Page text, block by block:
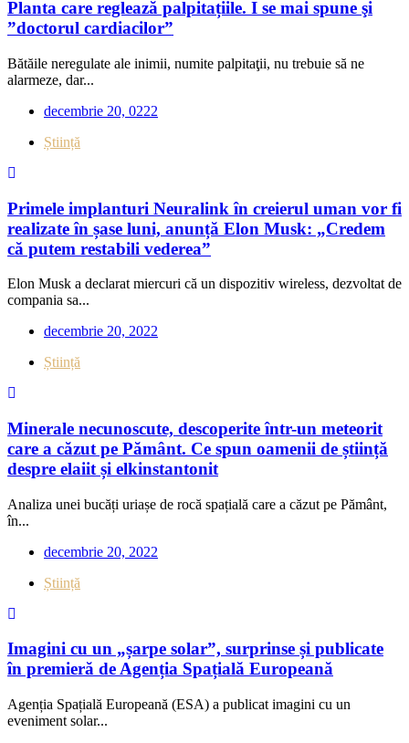
Planta care reglează palpitațiile. I se mai spune şi
”doctorul cardiacilor”
Bătăile neregulate ale inimii, numite palpitaţii, nu trebuie să ne
alarmeze, dar...
decembrie 20, 0222
Știință
Primele implanturi Neuralink în creierul uman vor fi
realizate în șase luni, anunță Elon Musk: „Credem
că putem restabili vederea”
Elon Musk a declarat miercuri că un dispozitiv wireless, dezvoltat de
compania sa...
decembrie 20, 2022
Știință
Minerale necunoscute, descoperite într-un meteorit
care a căzut pe Pământ. Ce spun oamenii de știință
despre elaiit și elkinstantonit
Analiza unei bucăți uriașe de rocă spațială care a căzut pe Pământ,
în...
decembrie 20, 2022
Știință
Imagini cu un „șarpe solar”, surprinse și publicate
în premieră de Agenția Spațială Europeană
Agenția Spațială Europeană (ESA) a publicat imagini cu un
eveniment solar...